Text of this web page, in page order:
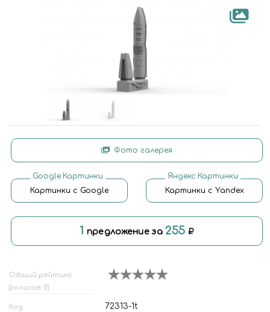
Фото галерея
Google.Картинки
Картинки с Google
Яндекс.Картинки
Картинки с Yandex
1 предложение за 255
Общий рейтинг
(голосов: 0)
Код 72313-1t